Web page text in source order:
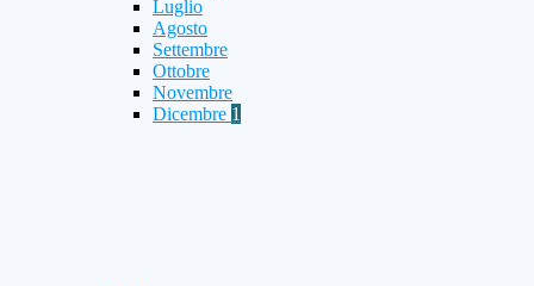
Luglio
Agosto
Settembre
Ottobre
Novembre
Dicembre 1